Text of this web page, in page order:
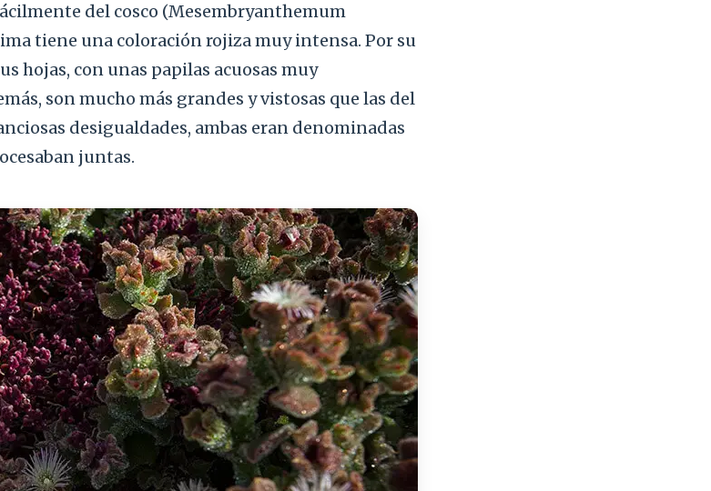
del cosco (Mesembryanthemum
tiene una coloración rojiza muy intensa. Por su
hojas, con unas papilas acuosas muy
son mucho más grandes y vistosas que las del
desigualdades, ambas eran denominadas
juntas.